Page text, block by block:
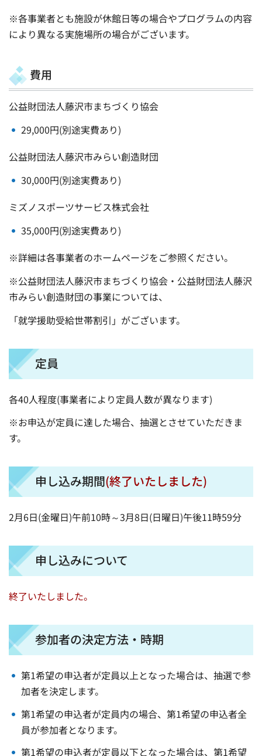
※各事業者とも施設が休館日等の場合やプログラムの内容
により異なる実施場所の場合がございます。
費用
公益財団法人藤沢市まちづくり協会
29,000円(別途実費あり)
公益財団法人藤沢市みらい創造財団
30,000円(別途実費あり)
ミズノスポーツサービス株式会社
35,000円(別途実費あり)
※詳細は各事業者のホームページをご参照ください。
※公益財団法人藤沢市まちづくり協会・公益財団法人藤沢
市みらい創造財団の事業については、
「就学援助受給世帯割引」がございます。
定員
各40人程度(事業者により定員人数が異なります)
※お申込が定員に達した場合、抽選とさせていただきま
す。
申し込み期間(終了いたしました)
2月6日(金曜日)午前10時～3月8日(日曜日)午後11時59分
申し込みについて
終了いたしました。
参加者の決定方法・時期
第1希望の申込者が定員以上となった場合は、抽選で参
加者を決定します。
第1希望の申込者が定員内の場合、第1希望の申込者全
員が参加者となります。
第1希望の申込者が定員以下となった場合は、第1希望